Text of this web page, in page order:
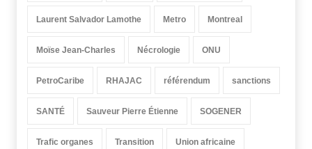
Laurent Salvador Lamothe Metro Montreal
Moïse Jean-Charles Nécrologie ONU
PetroCaribe RHAJAC référendum sanctions
SANTÉ Sauveur Pierre Étienne SOGENER
Trafic organes Transition Union africaine